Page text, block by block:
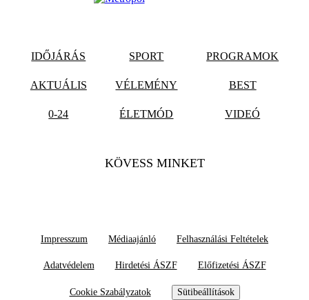
IDŐJÁRÁS SPORT PROGRAMOK
AKTUÁLIS VÉLEMÉNY BEST
0-24 ÉLETMÓD VIDEÓ
KÖVESS MINKET
Impresszum Médiaajánló Felhasználási Feltételek
Adatvédelem Hirdetési ÁSZF Előfizetési ÁSZF
Cookie Szabályzatok Sütibeállítások